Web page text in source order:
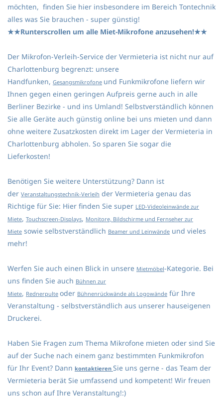
möchten, finden Sie hier insbesondere im Bereich Tontechnik
alles was Sie brauchen - super günstig!
★★Runterscrollen um alle Miet-Mikrofone anzusehen!★★
Der Mikrofon-Verleih-Service der Vermieteria ist nicht nur auf
Charlottenburg begrenzt: unsere
Handfunken, Gesangsmikrofone und Funkmikrofone liefern wir
Ihnen gegen einen geringen Aufpreis gerne auch in alle
Berliner Bezirke - und ins Umland! Selbstverständlich können
Sie alle Geräte auch günstig online bei uns mieten und dann
ohne weitere Zusatzkosten direkt im Lager der Vermieteria in
Charlottenburg abholen. So sparen Sie sogar die
Lieferkosten!
Benötigen Sie weitere Unterstützung? Dann ist
der Veranstaltungstechnik-Verleih der Vermieteria genau das
Richtige für Sie: Hier finden Sie super LED-Videoleinwände zur
Miete, Touchscreen-Displays, Monitore, Bildschirme und Fernseher zur
Miete sowie selbstverständlich Beamer und Leinwände und vieles
mehr!
Werfen Sie auch einen Blick in unsere Mietmöbel-Kategorie. Bei
uns finden Sie auch Bühnen zur
Miete, Rednerpulte oder Bühnenrückwände als Logowände für Ihre
Veranstaltung - selbstverständlich aus unserer hauseigenen
Druckerei.
Haben Sie Fragen zum Thema Mikrofone mieten oder sind Sie
auf der Suche nach einem ganz bestimmten Funkmikrofon
für Ihr Event? Dann kontaktieren Sie uns gerne - das Team der
Vermieteria berät Sie umfassend und kompetent! Wir freuen
uns schon auf Ihre Veranstaltung!:)